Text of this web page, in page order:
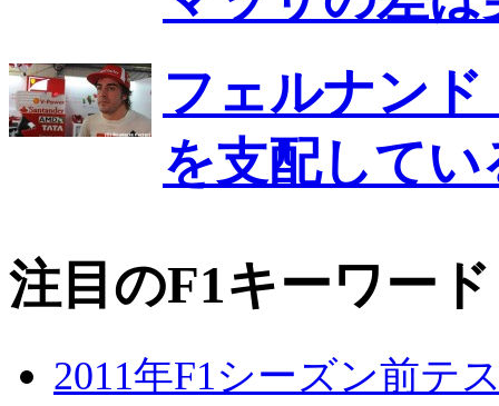
フェルナン
を支配して
注目のF1キーワード
2011年F1シーズン前テ